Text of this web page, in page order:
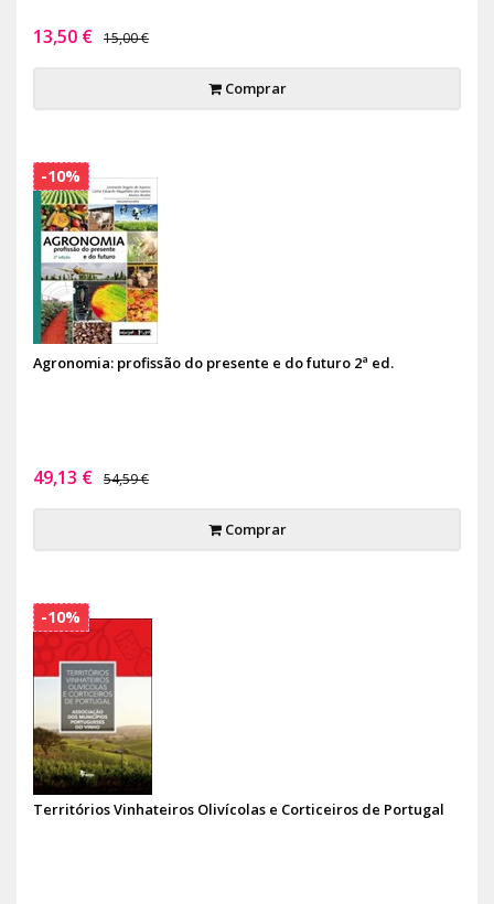
13,50 € 15,00 €
Comprar
Agronomia: profissão do presente e do futuro 2ª ed.
49,13 € 54,59 €
Comprar
-10%
Territórios Vinhateiros Olivícolas e Corticeiros de Portugal
-10%